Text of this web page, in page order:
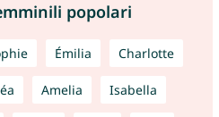
popolari
Émilia Charlotte
Amelia Isabella